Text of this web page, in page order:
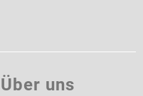
Über uns